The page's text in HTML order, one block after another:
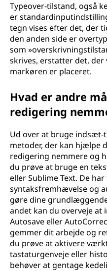
Typeover-tilstand, også
er
tegn vises efter det, der
den anden side er
som
skrives, erstatter det,
markøren er placeret.
Hvad er andre
redigering
Ud over at bruge indsæt-
metoder, der kan hjælpe
redigering nemmere og
du prøve at bruge en
eller Sublime Text. De
syntaksfremhævelse og
gøre dine
andet kan du overveje at
Autosave eller
gemmer dit arbejde og
du prøve at aktivere
tastaturgenveje eller
behøver at gentage